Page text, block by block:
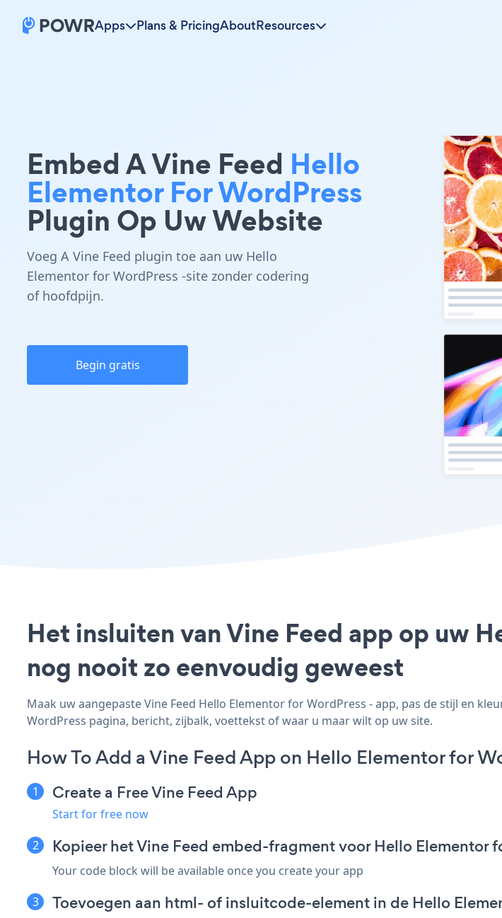
Apps Plans & PricingAboutResources
Embed A Vine Feed Hello
Elementor For WordPress
Plugin Op Uw Website
Voeg A Vine Feed plugin toe aan uw Hello
Elementor for WordPress -site zonder codering
of hoofdpijn.
Begin gratis
Het insluiten van Vine Feed app op uw
nog nooit zo eenvoudig geweest
Maak uw aangepaste Vine Feed Hello Elementor for WordPress - app, pas de stijl en
WordPress pagina, bericht, zijbalk, voettekst of waar u maar wilt op uw site.
How To Add a Vine Feed App on Hello Elementor for
Create a Free Vine Feed App
Start for free now
Kopieer het Vine Feed embed-fragment voor Hello Elementor
Your code block will be available once you create your app
Toevoegen aan html- of insluitcode-element in de Hello